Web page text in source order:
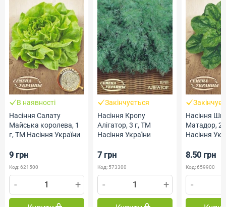
В наявності
Насіння Салату
Майська королева, 1
г, ТМ Насіння України
9 грн
Код: 621500
- +
Закінчується
Насіння Кропу
Алігатор, 3 г, ТМ
Насіння України
7 грн
Код: 573300
- +
Насіння
Матадор, 2
Насіння
8.50 грн
Код: 659900
-